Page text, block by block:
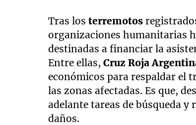
Tras losterremotos
organizaciones humanitarias
destinadas a financiar la
Entre ellas, Cruz Roja
económicos para respaldar el
las zonas afectadas. Es que,
adelante tareas de búsqueda y
daños.